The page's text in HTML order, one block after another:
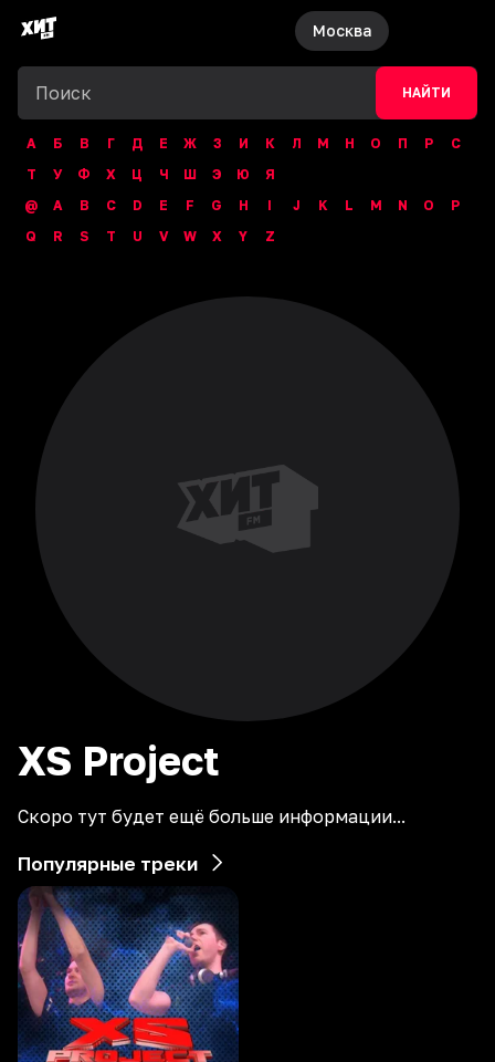
Москва
НАЙТИ
А Б В Г Д Е Ж З И К Л М Н О П Р
С
Т
У Ф Х Ц Ч Ш Э Ю
Я
@
A B C D E F G H I J K L M N O
P
Q
R S T U V W X Y Z
XS Project
Скоро тут будет ещё больше информации...
Популярные треки